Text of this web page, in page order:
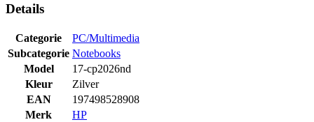
Details
Categorie
PC/Multimedia
Subcategorie Notebooks
Model
17-cp2026nd
Kleur
Zilver
EAN
197498528908
Merk
HP